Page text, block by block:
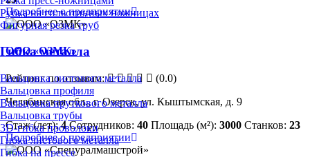
Рубка на гильотинных ножницах
Фигурная резка труб
Гибка металла
Вальцовка листового металла
Вальцовка профиля
Вальцовка пруткового металла
Вальцовка трубы
3D-гибка проволоки
Гибка листового металла
Гибка на прессе
Подробнее о предприятии
ООО «ОЗМК»
Рейтинг по отзывам:
(0.0)
Челябинская обл., г. Озерск, ул. Кыштымская, д. 9
Стаж (лет):4 Сотрудников: 40 Площадь (м²): 3000 Станков: 23
Подробнее о предприятии